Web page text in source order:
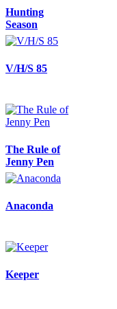
Hunting
Season
V/H/S 85
The Rule of
Jenny Pen
Anaconda
Keeper